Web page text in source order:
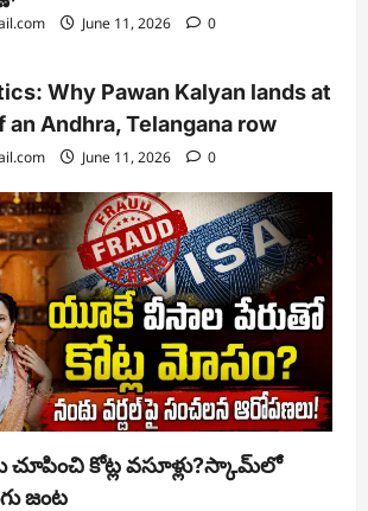
June 11, 2026 0
Why Pawan Kalyan lands at
Andhra, Telangana row
June 11, 2026 0
చూపించి కోట్ల వసూళ్లు?స్కామ్‌లో
జంట